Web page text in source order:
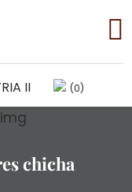
(0)
chicha